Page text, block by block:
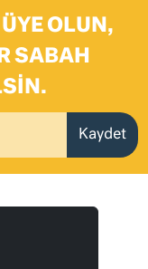
OLUN,
SABAH
Kaydet